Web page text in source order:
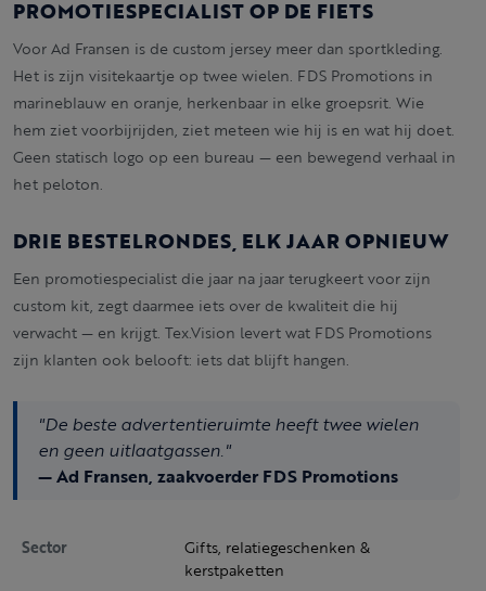
PROMOTIESPECIALIST OP DE FIETS
Voor Ad Fransen is de custom jersey meer dan sportkleding.
Het is zijn visitekaartje op twee wielen. FDS Promotions in
marineblauw en oranje, herkenbaar in elke groepsrit. Wie
hem ziet voorbijrijden, ziet meteen wie hij is en wat hij doet.
Geen statisch logo op een bureau — een bewegend verhaal in
het peloton.
DRIE BESTELRONDES, ELK JAAR OPNIEUW
Een promotiespecialist die jaar na jaar terugkeert voor zijn
custom kit, zegt daarmee iets over de kwaliteit die hij
verwacht — en krijgt. Tex.Vision levert wat FDS Promotions
zijn klanten ook belooft: iets dat blijft hangen.
"De beste advertentieruimte heeft twee wielen
en geen uitlaatgassen."
— Ad Fransen, zaakvoerder FDS Promotions
Sector
Gifts, relatiegeschenken &
kerstpaketten